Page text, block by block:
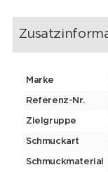
Marke
Referenz-Nr.
Zielgruppe
Schmuckart
Schmuckmaterial